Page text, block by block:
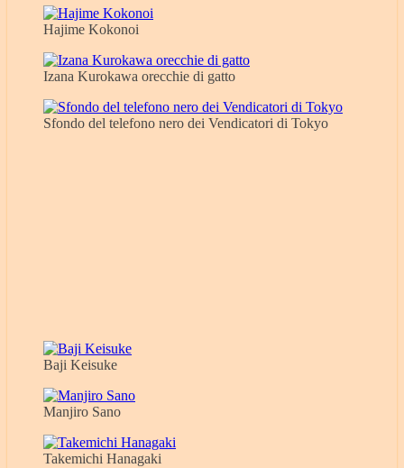
Hajime Kokonoi
Izana Kurokawa orecchie di gatto
Sfondo del telefono nero dei Vendicatori di Tokyo
Baji Keisuke
Manjiro Sano
Takemichi Hanagaki